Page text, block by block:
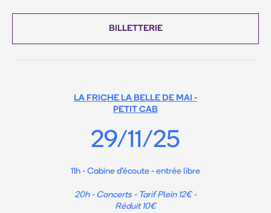
BILLETTERIE
LA FRICHE LA BELLE DE MAI -
PETIT CAB
29/11/25
11h - Cabine d'écoute - entrée libre
20h - Concerts - Tarif Plein 12€ -
Réduit 10€